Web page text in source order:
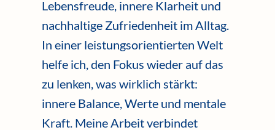
Lebensfreude, innere Klarheit und
nachhaltige Zufriedenheit im Alltag.
In einer leistungsorientierten Welt
helfe ich, den Fokus wieder auf das
zu lenken, was wirklich stärkt:
innere Balance, Werte und mentale
Kraft. Meine Arbeit verbindet